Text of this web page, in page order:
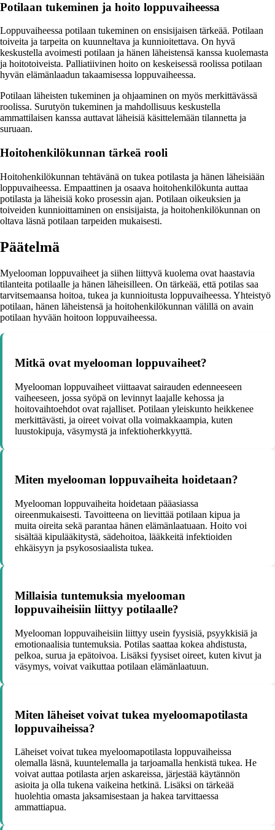
Potilaan tukeminen ja hoito loppuvaiheessa
Loppuvaiheessa potilaan tukeminen on ensisijaisen tärkeää. Potilaan
toiveita ja tarpeita on kuunneltava ja kunnioitettava. On hyvä
keskustella avoimesti potilaan ja hänen läheistensä kanssa kuolemasta
ja hoitotoiveista. Palliatiivinen hoito on keskeisessä roolissa potilaan
hyvän elämänlaadun takaamisessa loppuvaiheessa.
Potilaan läheisten tukeminen ja ohjaaminen on myös merkittävässä
roolissa. Surutyön tukeminen ja mahdollisuus keskustella
ammattilaisen kanssa auttavat läheisiä käsittelemään tilannetta ja
suruaan.
Hoitohenkilökunnan tärkeä rooli
Hoitohenkilökunnan tehtävänä on tukea potilasta ja hänen läheisiään
loppuvaiheessa. Empaattinen ja osaava hoitohenkilökunta auttaa
potilasta ja läheisiä koko prosessin ajan. Potilaan oikeuksien ja
toiveiden kunnioittaminen on ensisijaista, ja hoitohenkilökunnan on
oltava läsnä potilaan tarpeiden mukaisesti.
Päätelmä
Myelooman loppuvaiheet ja siihen liittyvä kuolema ovat haastavia
tilanteita potilaalle ja hänen läheisilleen. On tärkeää, että potilas saa
tarvitsemaansa hoitoa, tukea ja kunnioitusta loppuvaiheessa. Yhteistyö
potilaan, hänen läheistensä ja hoitohenkilökunnan välillä on avain
potilaan hyvään hoitoon loppuvaiheessa.
Mitkä ovat myelooman loppuvaiheet?
Myelooman loppuvaiheet viittaavat sairauden edenneeseen
vaiheeseen, jossa syöpä on levinnyt laajalle kehossa ja
hoitovaihtoehdot ovat rajalliset. Potilaan yleiskunto heikkenee
merkittävästi, ja oireet voivat olla voimakkaampia, kuten
luustokipuja, väsymystä ja infektioherkkyyttä.
Miten myelooman loppuvaiheita hoidetaan?
Myelooman loppuvaiheita hoidetaan pääasiassa
oireenmukaisesti. Tavoitteena on lievittää potilaan kipua ja
muita oireita sekä parantaa hänen elämänlaatuaan. Hoito voi
sisältää kipulääkitystä, sädehoitoa, lääkkeitä infektioiden
ehkäisyyn ja psykososiaalista tukea.
Millaisia tuntemuksia myelooman
loppuvaiheisiin liittyy potilaalle?
Myelooman loppuvaiheisiin liittyy usein fyysisiä, psyykkisiä ja
emotionaalisia tuntemuksia. Potilas saattaa kokea ahdistusta,
pelkoa, surua ja epätoivoa. Lisäksi fyysiset oireet, kuten kivut ja
väsymys, voivat vaikuttaa potilaan elämänlaatuun.
Miten läheiset voivat tukea myeloomapotilasta
loppuvaiheissa?
Läheiset voivat tukea myeloomapotilasta loppuvaiheissa
olemalla läsnä, kuuntelemalla ja tarjoamalla henkistä tukea. He
voivat auttaa potilasta arjen askareissa, järjestää käytännön
asioita ja olla tukena vaikeina hetkinä. Lisäksi on tärkeää
huolehtia omasta jaksamisestaan ja hakea tarvittaessa
ammattiapua.